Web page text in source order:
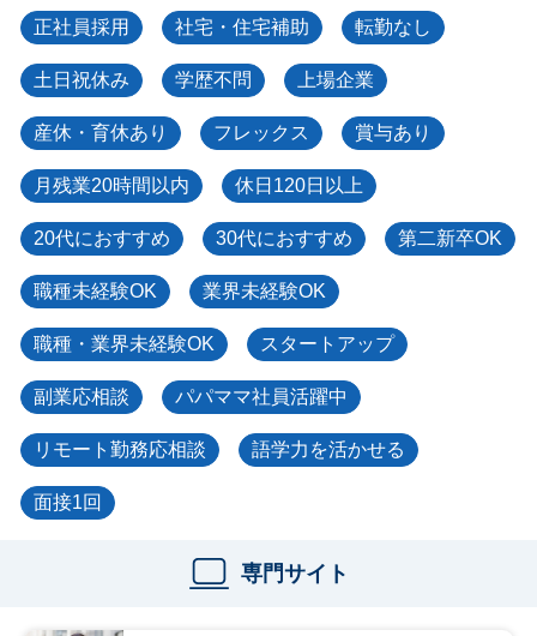
正社員採用 社宅・住宅補助 転勤なし
土日祝休み 学歴不問 上場企業
産休・育休あり フレックス 賞与あり
月残業20時間以内 休日120日以上
20代におすすめ 30代におすすめ 第二新卒OK
職種未経験OK 業界未経験OK
職種・業界未経験OK スタートアップ
副業応相談 パパママ社員活躍中
リモート勤務応相談 語学力を活かせる
面接1回
専門サイト